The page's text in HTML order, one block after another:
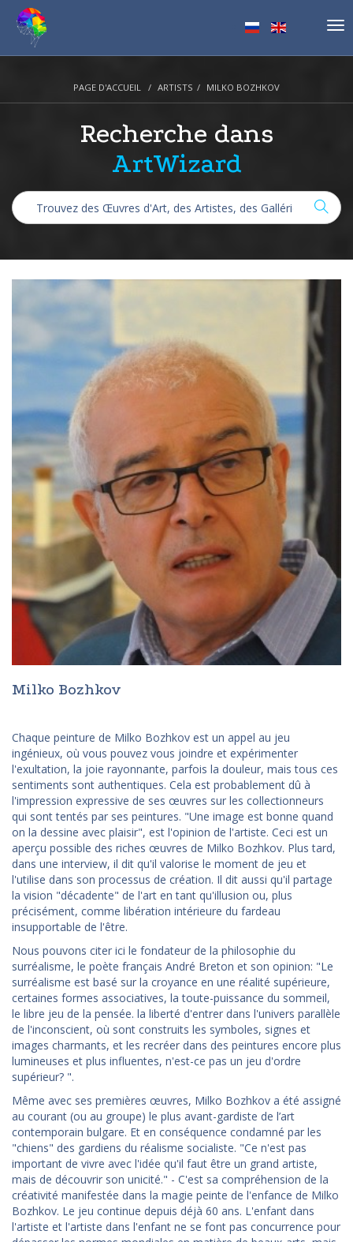
PAGE D'ACCUEIL ARTISTS MILKO BOZHKOV
Recherche dans
ArtWizard
Milko Bozhkov
Chaque peinture de Milko Bozhkov est un appel au jeu
ingénieux, où vous pouvez vous joindre et expérimenter
l'exultation, la joie rayonnante, parfois la douleur, mais tous ces
sentiments sont authentiques. Cela est probablement dû à
l'impression expressive de ses œuvres sur les collectionneurs
qui sont tentés par ses peintures. "Une image est bonne quand
on la dessine avec plaisir", est l'opinion de l'artiste. Ceci est un
aperçu possible des riches œuvres de Milko Bozhkov. Plus tard,
dans une interview, il dit qu'il valorise le moment de jeu et
l'utilise dans son processus de création. Il dit aussi qu'il partage
la vision "décadente" de l'art en tant qu'illusion ou, plus
précisément, comme libération intérieure du fardeau
insupportable de l'être.
Nous pouvons citer ici le fondateur de la philosophie du
surréalisme, le poète français André Breton et son opinion: "Le
surréalisme est basé sur la croyance en une réalité supérieure,
certaines formes associatives, la toute-puissance du sommeil,
le libre jeu de la pensée. la liberté d'entrer dans l'univers parallèle
de l'inconscient, où sont construits les symboles, signes et
images charmants, et les recréer dans des peintures encore plus
lumineuses et plus influentes, n'est-ce pas un jeu d'ordre
supérieur? ".
Même avec ses premières œuvres, Milko Bozhkov a été assigné
au courant (ou au groupe) le plus avant-gardiste de l’art
contemporain bulgare. Et en conséquence condamné par les
"chiens" des gardiens du réalisme socialiste. "Ce n'est pas
important de vivre avec l'idée qu'il faut être un grand artiste,
mais de découvrir son unicité." - C'est sa compréhension de la
créativité manifestée dans la magie peinte de l'enfance de Milko
Bozhkov. Le jeu continue depuis déjà 60 ans. L'enfant dans
l'artiste et l'artiste dans l'enfant ne se font pas concurrence pour